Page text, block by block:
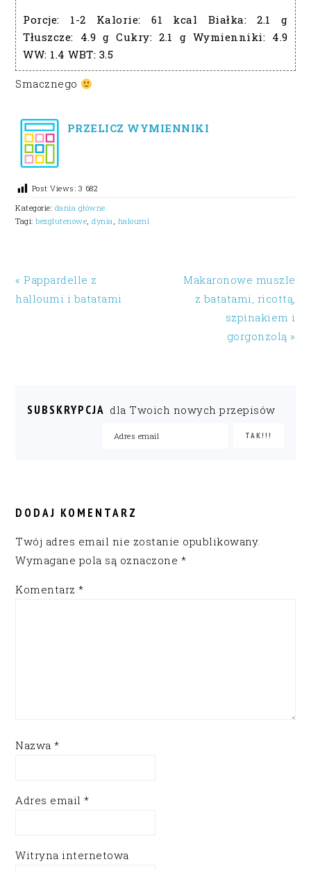
Porcje: 1-2 Kalorie:61 kcal Białka:2.1 g
Tłuszcze: 4.9 g Cukry:2.1 g Wymienniki: 4.9
WW: 1.4 WBT: 3.5
Smacznego
PRZELICZ WYMIENNIKI
Post Views: 3 682
Kategorie: dania główne
Tagi:bezglutenowe ,dynia haloumi
« Pappardelle z
halloumi i batatami
Makaronowe muszle
z batatami, ricottą,
szpinakiem i
gorgonzolą »
SUBSKRYPCJA dla Twoich nowych przepisów
INTERACTIONS
DODAJ KOMENTARZ
Twój adres email nie zostanie opublikowany.
Wymagane pola są oznaczone *
Komentarz*
Nazwa*
Adres email*
Witryna internetowa